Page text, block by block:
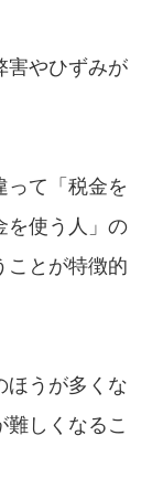
害やひずみが
って「税金を
を使う人」の
ことが特徴的
ほうが多くな
難しくなるこ